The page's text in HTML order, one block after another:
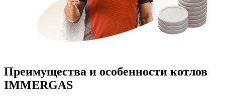
Преимущества и особенности котлов
IMMERGAS